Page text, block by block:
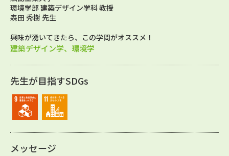
環境学部 建築デザイン学科 教授
森田 秀樹 先生
興味が湧いてきたら、この学問がオススメ！
建築デザイン学、環境学
先生が目指すSDGs
メッセージ